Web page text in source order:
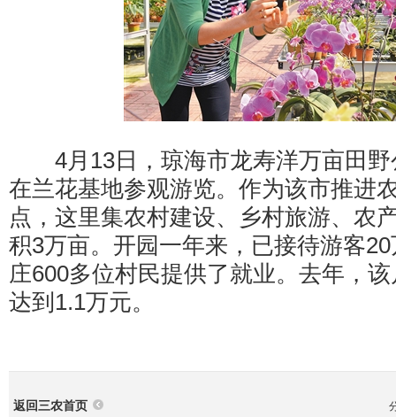
4月13日，琼海市龙寿洋万亩田野
在兰花基地参观游览。作为该市推进
点，这里集农村建设、乡村旅游、农
积3万亩。开园一年来，已接待游客
庄600多位村民提供了就业。去年，
达到1.1万元。
返回三农首页